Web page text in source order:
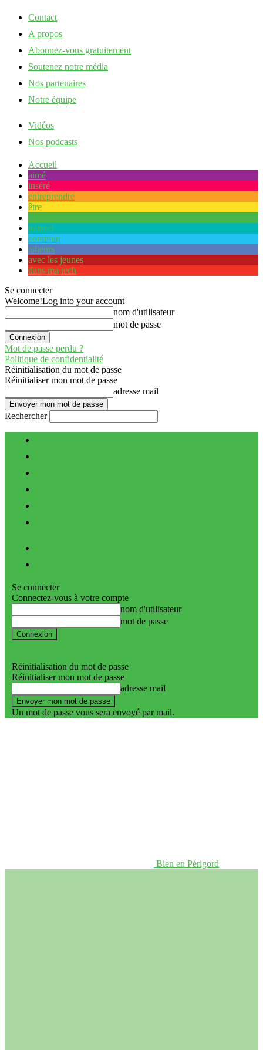
Contact
A propos
Abonnez-vous gratuitement
Soutenez notre média
Nos partenaires
Notre équipe
Vidéos
Nos podcasts
Accueil
aimé
inséré
entreprendre
être
naturel
commun
ailleurs
avec les jeunes
dans ma tech
Se connecter
Welcome!Log into your account
nom d'utilisateur
mot de passe
Mot de passe perdu ?
Politique de confidentialité
Réinitialisation du mot de passe
Réinitialiser mon mot de passe
adresse mail
Rechercher
Se connecter
Connectez-vous à votre compte
nom d'utilisateur
mot de passe
Réinitialisation du mot de passe
Réinitialiser mon mot de passe
adresse mail
Un mot de passe vous sera envoyé par mail.
Bien en Périgord